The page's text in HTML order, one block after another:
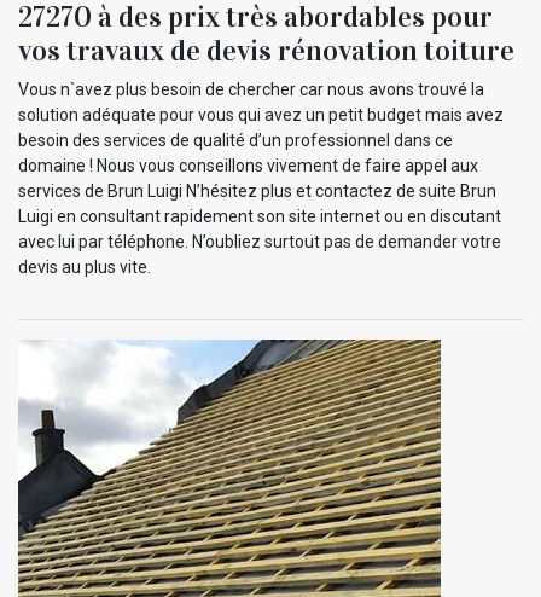
27270 à des prix très abordables pour
vos travaux de devis rénovation toiture
Vous n`avez plus besoin de chercher car nous avons trouvé la
solution adéquate pour vous qui avez un petit budget mais avez
besoin des services de qualité d’un professionnel dans ce
domaine ! Nous vous conseillons vivement de faire appel aux
services de Brun Luigi N’hésitez plus et contactez de suite Brun
Luigi en consultant rapidement son site internet ou en discutant
avec lui par téléphone. N’oubliez surtout pas de demander votre
devis au plus vite.